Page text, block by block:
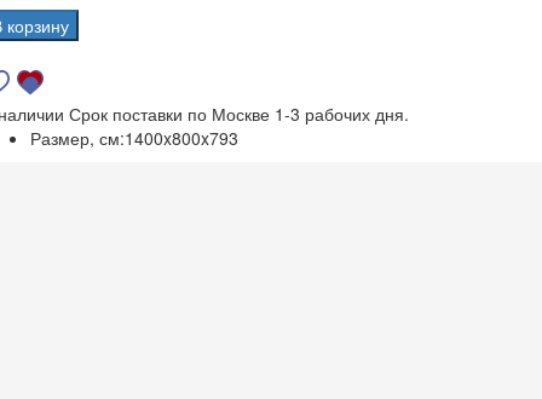
корзину
Срок поставки по Москве 1-3 рабочих дня.
Размер, см:1400x800x793